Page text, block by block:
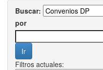
Buscar:
por
Filtros actuales: